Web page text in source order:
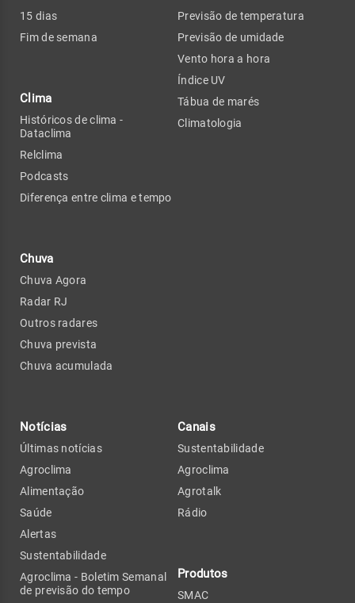
15 dias
Fim de semana
Clima
Históricos de clima -
Dataclima
Relclima
Podcasts
Diferença entre clima e tempo
Chuva
Chuva Agora
Radar RJ
Outros radares
Chuva prevista
Chuva acumulada
Previsão de temperatura
Previsão de umidade
Vento hora a hora
Índice UV
Tábua de marés
Climatologia
Notícias
Últimas notícias
Agroclima
Alimentação
Saúde
Alertas
Sustentabilidade
Agroclima - Boletim Semanal
de previsão do tempo
Canais
Sustentabilidade
Agroclima
Agrotalk
Rádio
Produtos
SMAC